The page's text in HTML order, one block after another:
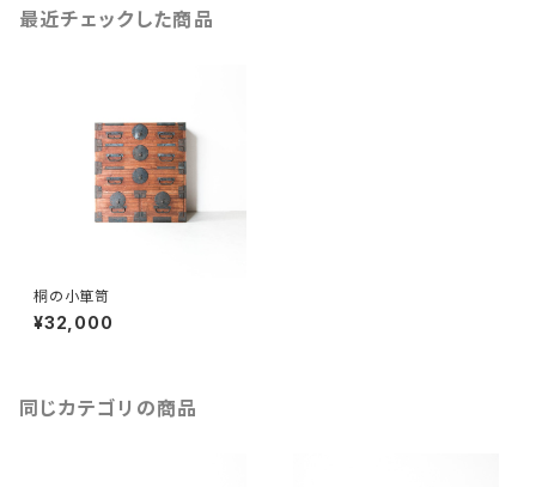
最近チェックした商品
桐の小箪笥
¥32,000
同じカテゴリの商品